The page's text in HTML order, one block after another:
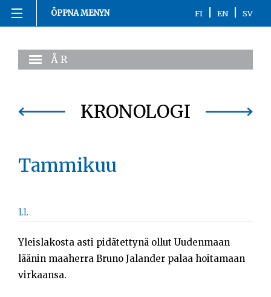
innehåll
ÖPPNA MENYN FI EN| SV
1863-1916
Personer
ÅR
KRONOLOGI
Tammikuu
1.1.
Yleislakosta asti pidätettynä ollut Uudenmaan
läänin maaherra Bruno Jalander palaa hoitamaan
virkaansa.